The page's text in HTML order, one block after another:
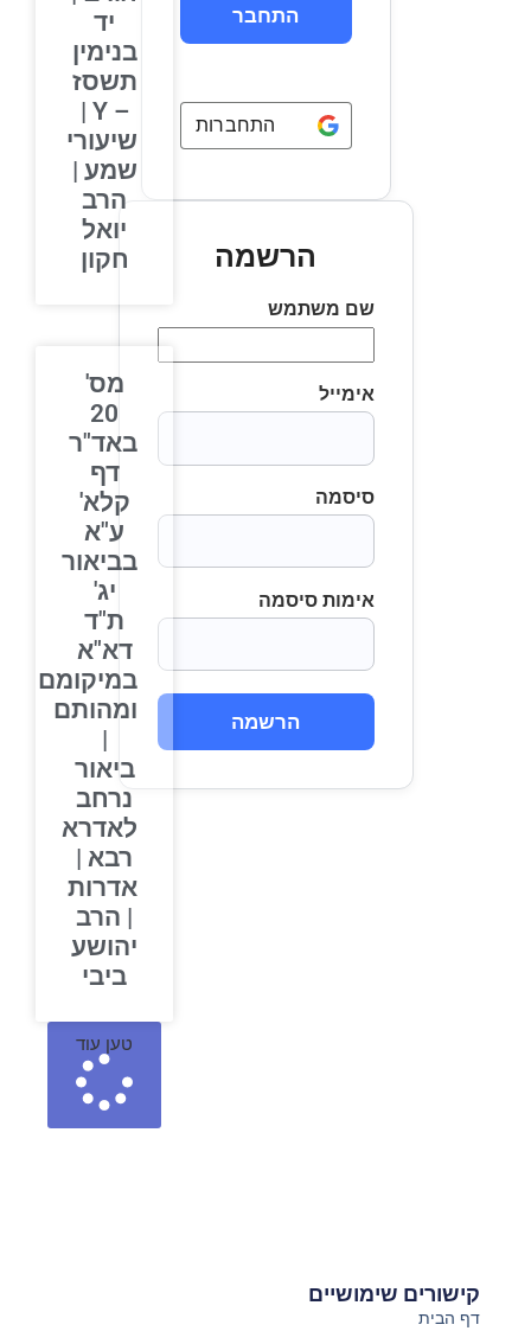
התחברות באמצעות Google
הרשמה
שם משתמש
אימייל
סיסמה
אימות סיסמה
הרשמה
בנימין
תשסז
– Y |
שיעורי
שמע |
הרב
יואל
חקון
מס'
20
באד"ר
דף
קלא'
ע"א
בביאור
ת"ד
דא"א
במיקומם
ומהותם
ביאור
נרחב
לאדרא
רבא |
אדרות
| הרב
יהושע
ביבי
טען עוד
קישורים שימושיים
דף הבית